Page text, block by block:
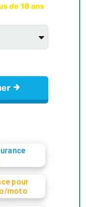
pour
moto